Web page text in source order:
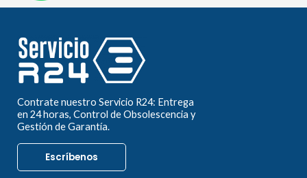
Contrate nuestro Servicio R24: Entrega
en 24 horas, Control de Obsolescencia y
Gestión de Garantía.
Escríbenos